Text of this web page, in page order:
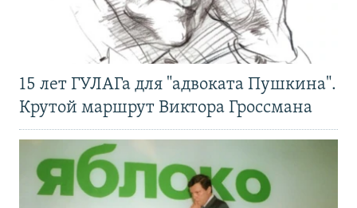
15 лет ГУЛАГа для "адвоката Пушкина".
Крутой маршрут Виктора Гроссмана